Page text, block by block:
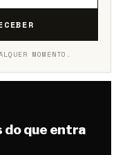
MOMENTO.
do que entra